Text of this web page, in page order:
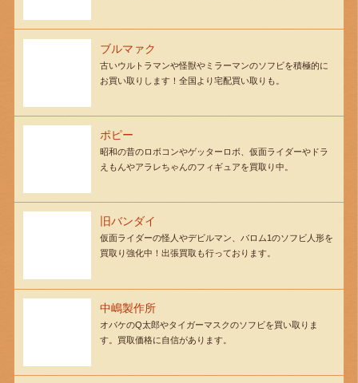
ブルマァク
古いウルトラマンや怪獣やミラーマンのソフビを積極的に
お買い取りします！全国より宅配買い取りも。
ポピー
昭和の昔のロボコンやゲッターロボ、仮面ライダーやドラ
えもんやアラレちゃんのフィギュアを買取り中。
旧バンダイ
仮面ライダーの怪人やデビルマン、バロム1のソフビ人形を
買取り強化中！出張買取も行っております。
中嶋製作所
オバケのQ太郎やタイガーマスクのソフビを買い取りま
す。買取価格に自信があります。